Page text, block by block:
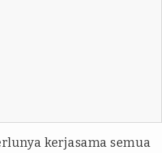
kerjasama semua